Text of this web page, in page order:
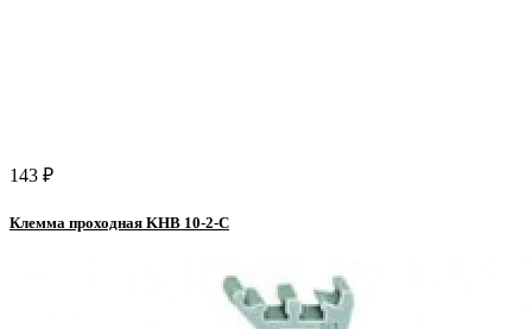
143 ₽
Клемма проходная KHВ 10-2-C